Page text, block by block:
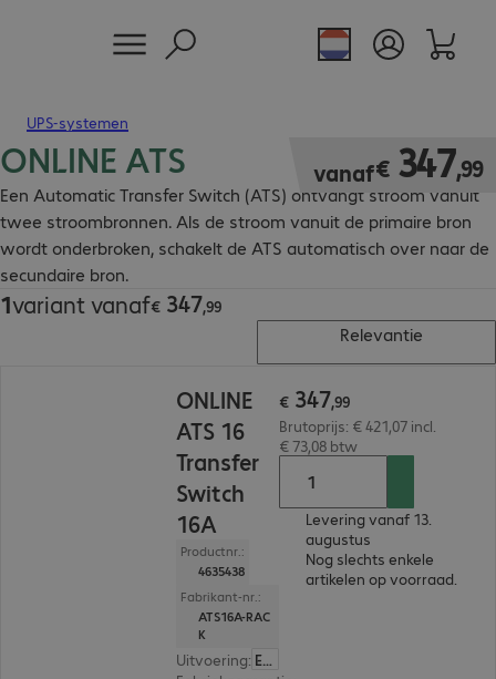
UPS-systemen
ONLINE ATS
Een Automatic Transfer Switch (ATS) ontvangt stroom vanuit
twee stroombronnen. Als de stroom vanuit de primaire bron
wordt onderbroken, schakelt de ATS automatisch over naar de
secundaire bron.
vanaf€ 347,99
€ 347,99
1variant vanaf€ 347,99
€ 347,99
Relevantie
ONLINE
ATS 16
Transfer
Switch
16A
Productnr.:
4635438
Fabrikant-nr.:
ATS16A-RAC
K
Uitvoering: Europa
€ 347,99
Brutoprijs: € 421,07 incl.
€ 73,08 btw
Levering vanaf 13.
augustus
Nog slechts enkele
artikelen op voorraad.